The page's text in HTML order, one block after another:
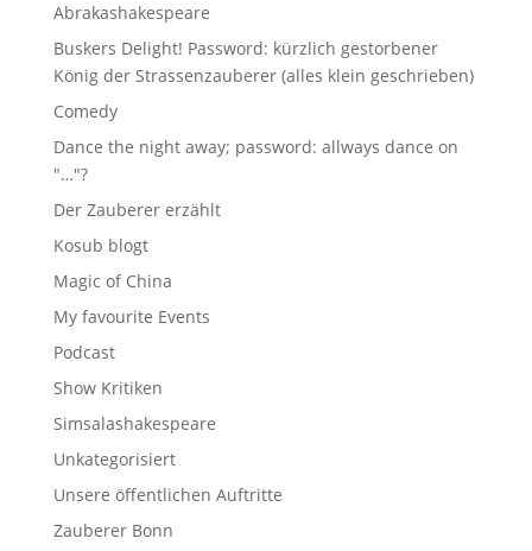
Abrakashakespeare
Buskers Delight! Password: kürzlich gestorbener
König der Strassenzauberer (alles klein geschrieben)
Comedy
Dance the night away; password: allways dance on
"…"?
Der Zauberer erzählt
Kosub blogt
Magic of China
My favourite Events
Podcast
Show Kritiken
Simsalashakespeare
Unkategorisiert
Unsere öffentlichen Auftritte
Zauberer Bonn